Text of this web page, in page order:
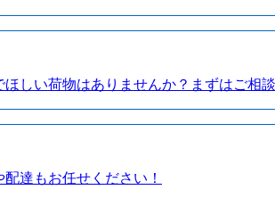
ほしい荷物はありませんか？まずはご相
配達もお任せください！